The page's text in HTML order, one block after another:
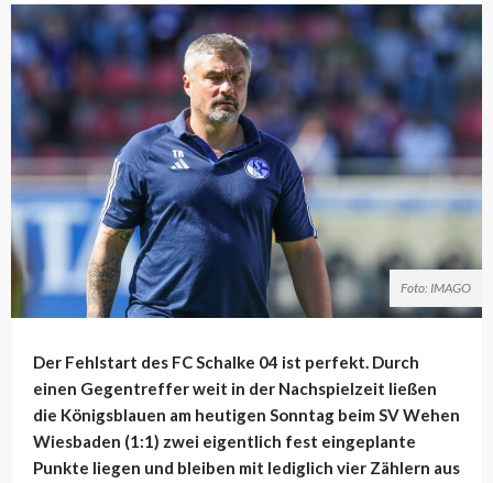
Foto: IMAGO
Der Fehlstart des FC Schalke 04 ist perfekt. Durch
einen Gegentreffer weit in der Nachspielzeit ließen
die Königsblauen am heutigen Sonntag beim SV Wehen
Wiesbaden (1:1) zwei eigentlich fest eingeplante
Punkte liegen und bleiben mit lediglich vier Zählern aus